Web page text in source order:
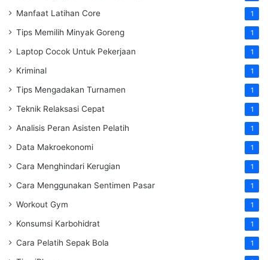
Manfaat Latihan Core 1
Tips Memilih Minyak Goreng 1
Laptop Cocok Untuk Pekerjaan 1
Kriminal 1
Tips Mengadakan Turnamen 1
Teknik Relaksasi Cepat 1
Analisis Peran Asisten Pelatih 1
Data Makroekonomi 1
Cara Menghindari Kerugian 1
Cara Menggunakan Sentimen Pasar 1
Workout Gym 1
Konsumsi Karbohidrat 1
Cara Pelatih Sepak Bola 1